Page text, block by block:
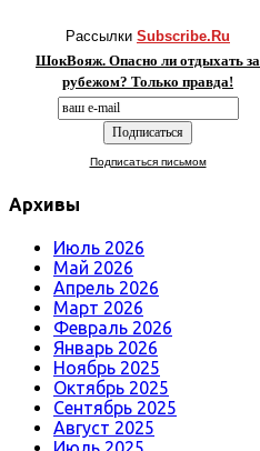
Рассылки Subscribe.Ru
ШокВояж. Опасно ли отдыхать за
рубежом? Только правда!
Подписаться письмом
Архивы
Июль 2026
Май 2026
Апрель 2026
Март 2026
Февраль 2026
Январь 2026
Ноябрь 2025
Октябрь 2025
Сентябрь 2025
Август 2025